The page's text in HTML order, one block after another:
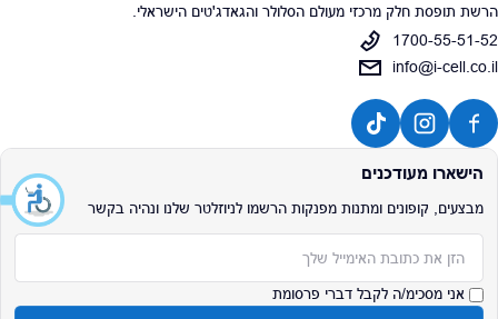
הרשת תופסת חלק מרכזי מעולם הסלולר והגאדג'טים הישראלי.
1700-55-51-52
info@i-cell.co.il
הישארו מעודכנים
מבצעים, קופונים ומתנות מפנקות הרשמו לניוזלטר שלנו ונהיה בקשר
אני מסכימ/ה לקבל דברי פרסומת